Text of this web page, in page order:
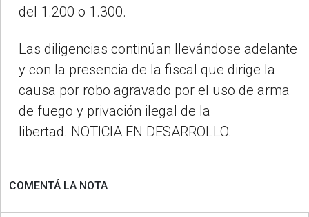
del 1.200 o 1.300.
Las diligencias continúan llevándose adelante
y con la presencia de la fiscal que dirige la
causa por robo agravado por el uso de arma
de fuego y privación ilegal de la
libertad. NOTICIA EN DESARROLLO.
COMENTÁ LA NOTA